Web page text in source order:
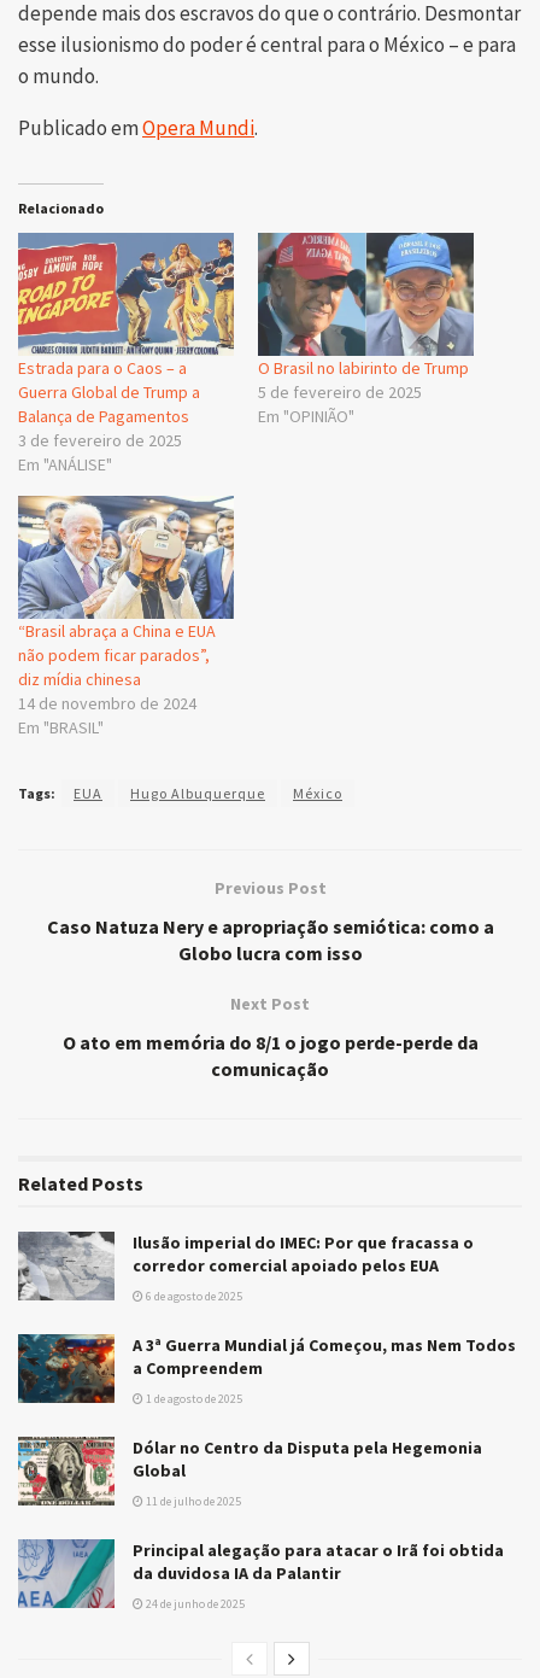
depende mais dos escravos do que o contrário. Desmontar
esse ilusionismo do poder é central para o México – e para
o mundo.
Publicado emOpera Mundi.
Relacionado
Estrada para o Caos – a
Guerra Global de Trump a
Balança de Pagamentos
3 de fevereiro de 2025
Em "ANÁLISE"
O Brasil no labirinto de Trump
5 de fevereiro de 2025
Em "OPINIÃO"
“Brasil abraça a China e EUA
não podem ficar parados”,
diz mídia chinesa
14 de novembro de 2024
Em "BRASIL"
Tags: EUA Hugo Albuquerque México
Previous Post
Caso Natuza Nery e apropriação semiótica: como a
Globo lucra com isso
Next Post
O ato em memória do 8/1 o jogo perde-perde da
comunicação
Related Posts
Ilusão imperial do IMEC: Por que fracassa o
corredor comercial apoiado pelos EUA
6 de agosto de 2025
A 3ª Guerra Mundial já Começou, mas Nem Todos
a Compreendem
1 de agosto de 2025
Dólar no Centro da Disputa pela Hegemonia
Global
11 de julho de 2025
Principal alegação para atacar o Irã foi obtida
da duvidosa IA da Palantir
24 de junho de 2025